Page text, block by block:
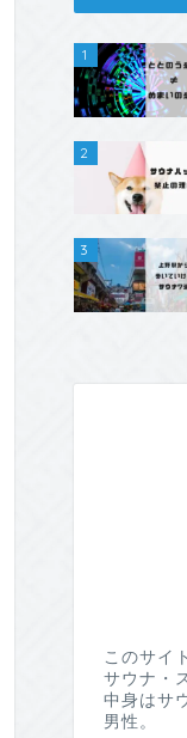
1
2
3
このサイ
サウナ・
中身はサ
男性。